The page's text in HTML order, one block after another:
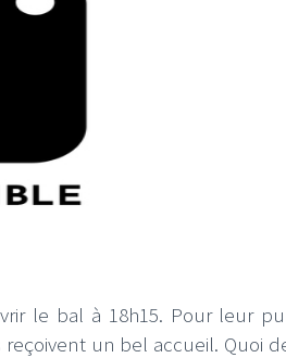
le bal à 18h15. Pour leur
un bel accueil. Quoi